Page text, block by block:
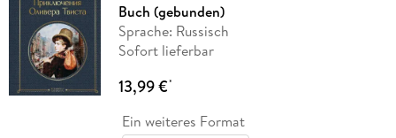
Buch (gebunden)
Sprache: Russisch
Sofort lieferbar
13,99 €*
Ein weiteres Format